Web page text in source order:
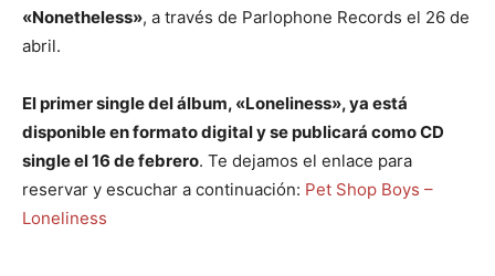
«Nonetheless», a través de Parlophone Records el 26 de
abril.
El primer single del álbum, «Loneliness», ya está
disponible en formato digital y se publicará como CD
single el 16 de febrero. Te dejamos el enlace para
reservar y escuchar a continuación: Pet Shop Boys –
Loneliness